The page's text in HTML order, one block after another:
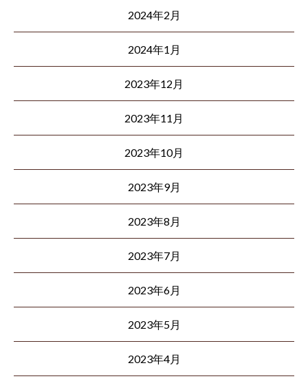
2024年2月
2024年1月
2023年12月
2023年11月
2023年10月
2023年9月
2023年8月
2023年7月
2023年6月
2023年5月
2023年4月